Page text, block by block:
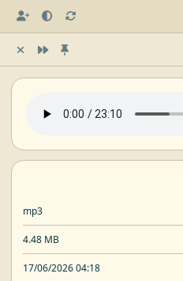
mp3
4.48 MB
17/06/2026 04:18